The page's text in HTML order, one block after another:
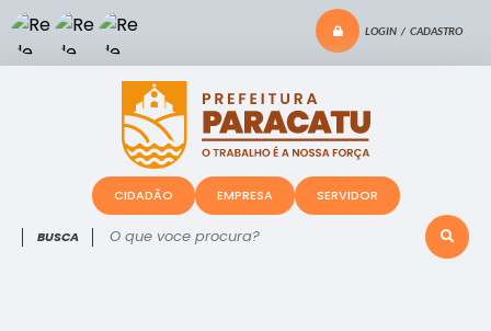
LOGIN / CADASTRO
O que voce procura?
CIDADÃO EMPRESA SERVIDOR